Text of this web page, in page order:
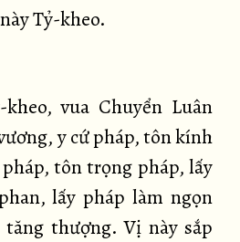
Tỷ-kheo.
vua Chuyển Luân
y cứ pháp, tôn kính
tôn trọng pháp, lấy
lấy pháp làm ngọn
thượng. Vị này sắp